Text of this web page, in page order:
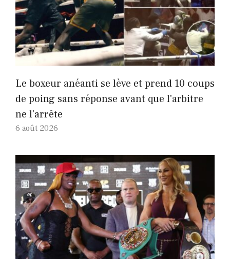
Le boxeur anéanti se lève et prend 10 coups
de poing sans réponse avant que l'arbitre
ne l'arrête
6 août 2026